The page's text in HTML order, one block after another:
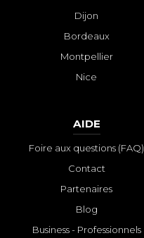
Dijon
Bordeaux
Montpellier
Nice
AIDE
Foire aux questions (FAQ)
Contact
Partenaires
Blog
Business - Professionnels